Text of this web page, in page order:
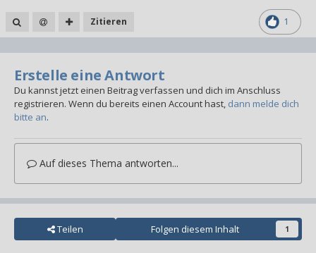
1
Zitieren
Erstelle eine Antwort
Du kannst jetzt einen Beitrag verfassen und dich im Anschluss
registrieren. Wenn du bereits einen Account hast, dann melde dich
bitte an.
Auf dieses Thema antworten...
Teilen Folgen diesem Inhalt 1